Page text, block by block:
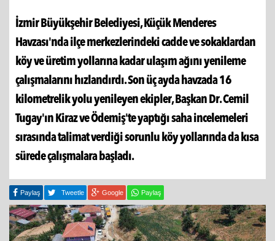
İzmir Büyükşehir Belediyesi, Küçük Menderes
Havzası'nda ilçe merkezlerindeki cadde ve sokaklardan
köy ve üretim yollarına kadar ulaşım ağını yenileme
çalışmalarını hızlandırdı. Son üç ayda havzada 16
kilometrelik yolu yenileyen ekipler, Başkan Dr. Cemil
Tugay'ın Kiraz ve Ödemiş'te yaptığı saha incelemeleri
sırasında talimat verdiği sorunlu köy yollarında da kısa
sürede çalışmalara başladı.
Paylaş Tweetle Google Paylaş